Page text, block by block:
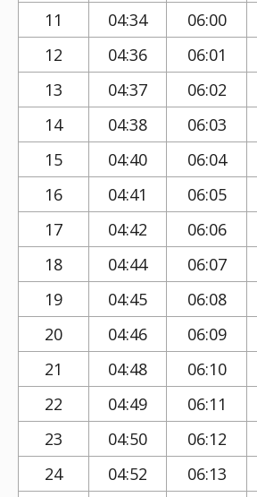
11
04:34 06:00
12
04:36 06:01
13
04:37 06:02
14
04:38 06:03
15
04:40 06:04
16
04:41 06:05
17
04:42 06:06
18
04:44 06:07
19
04:45 06:08
20
04:46 06:09
21
04:48 06:10
22
04:49 06:11
23
04:50 06:12
24
04:52 06:13